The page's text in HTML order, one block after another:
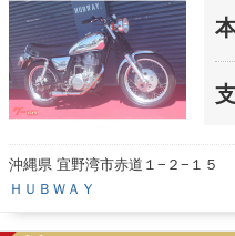
沖縄県 宜野湾市赤道１−２−１５
ＨＵＢＷＡＹ